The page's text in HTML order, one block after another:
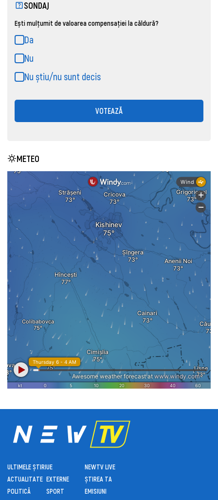
SONDAJ
Ești mulțumit de valoarea compensației la căldură?
Da
Nu
Nu știu/nu sunt decis
VOTEAZĂ
METEO
ULTIMELE ȘTIRI
ACTUALITATE
POLITICĂ
UE
EXTERNE
SPORT
NEWTV LIVE
ȘTIREA TA
EMISIUNI